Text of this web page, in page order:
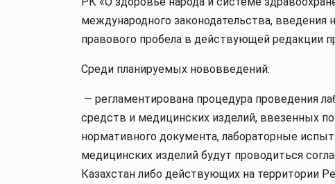
международного законодательства, введения
правового пробела в действующей редакции
Среди планируемых нововведений:
— регламентирована процедура проведения
средств и медицинских изделий, ввезенных
нормативного документа, лабораторные
медицинских изделий будут проводиться
Казахстан либо действующих на территории